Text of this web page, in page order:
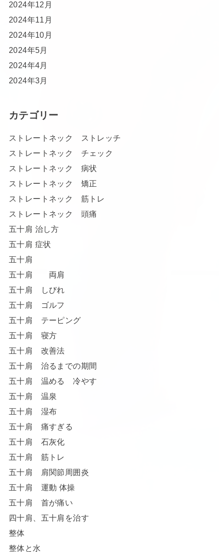
2024年12月
2024年11月
2024年10月
2024年5月
2024年4月
2024年3月
カテゴリー
ストレートネック ストレッチ
ストレートネック チェック
ストレートネック 病状
ストレートネック 矯正
ストレートネック 筋トレ
ストレートネック 頭痛
五十肩 治し方
五十肩 症状
五十肩
五十肩 両肩
五十肩 しびれ
五十肩 ゴルフ
五十肩 テーピング
五十肩 寝方
五十肩 改善法
五十肩 治るまでの期間
五十肩 温める 冷やす
五十肩 温泉
五十肩 湿布
五十肩 痛すぎる
五十肩 石灰化
五十肩 筋トレ
五十肩 肩関節周囲炎
五十肩 運動 体操
五十肩 首が痛い
四十肩、五十肩を治す
整体
整体と水